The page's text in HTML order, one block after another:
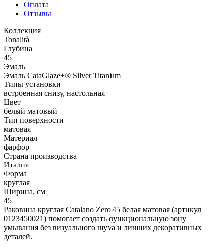
Оплата
Отзывы
Коллекция
Tonalità
Глубина
45
Эмаль
Эмаль CataGlaze+® Silver Titanium
Типы установки
встроенная снизу, настольная
Цвет
белый матовый
Тип поверхности
матовая
Материал
фарфор
Страна производства
Италия
Форма
круглая
Ширина, см
45
Раковина круглая Catalano Zero 45 белая матовая (артикул
0123450021) помогает создать функциональную зону
умывания без визуального шума и лишних декоративных
деталей.